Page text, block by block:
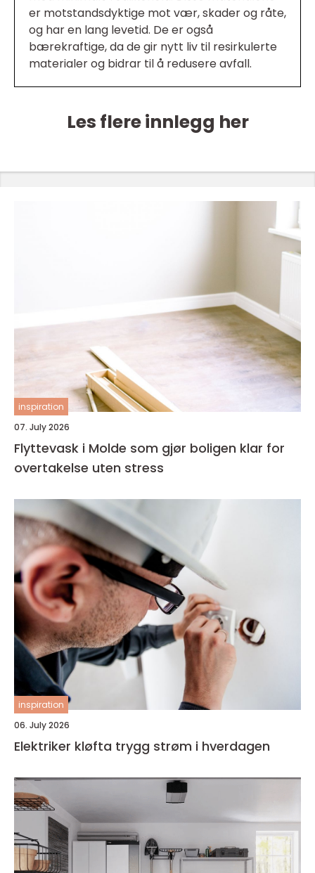
er motstandsdyktige mot vær, skader og råte,
og har en lang levetid. De er også
bærekraftige, da de gir nytt liv til resirkulerte
materialer og bidrar til å redusere avfall.
Les flere innlegg her
inspiration
07. July 2026
Flyttevask i Molde som gjør boligen klar for
overtakelse uten stress
inspiration
06. July 2026
Elektriker kløfta trygg strøm i hverdagen